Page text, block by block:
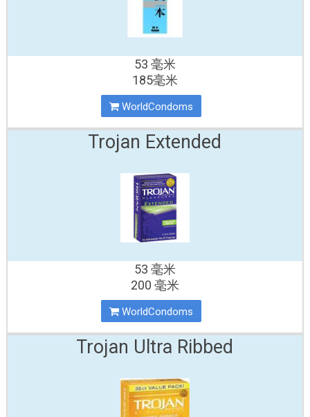
53 毫米
185毫米
WorldCondoms
Trojan Extended
53 毫米
200 毫米
WorldCondoms
Trojan Ultra Ribbed